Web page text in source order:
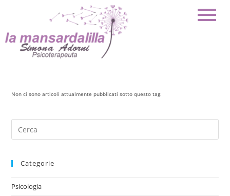
Non ci sono articoli attualmente pubblicati sotto questo tag.
Categorie
Psicologia